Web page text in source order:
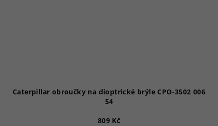
Caterpillar obroučky na dioptrické brýle CPO-3502 006
54
809 Kč